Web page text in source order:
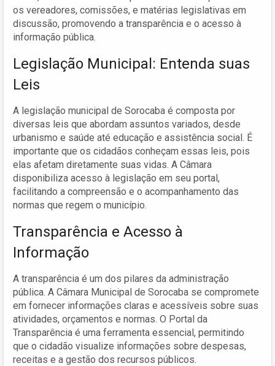
os vereadores, comissões, e matérias legislativas em
discussão, promovendo a transparência e o acesso à
informação pública.
Legislação Municipal: Entenda suas
Leis
A legislação municipal de Sorocaba é composta por
diversas leis que abordam assuntos variados, desde
urbanismo e saúde até educação e assistência social. É
importante que os cidadãos conheçam essas leis, pois
elas afetam diretamente suas vidas. A Câmara
disponibiliza acesso à legislação em seu portal,
facilitando a compreensão e o acompanhamento das
normas que regem o município.
Transparência e Acesso à
Informação
A transparência é um dos pilares da administração
pública. A Câmara Municipal de Sorocaba se compromete
em fornecer informações claras e acessíveis sobre suas
atividades, orçamentos e normas. O Portal da
Transparência é uma ferramenta essencial, permitindo
que o cidadão visualize informações sobre despesas,
receitas e a gestão dos recursos públicos.